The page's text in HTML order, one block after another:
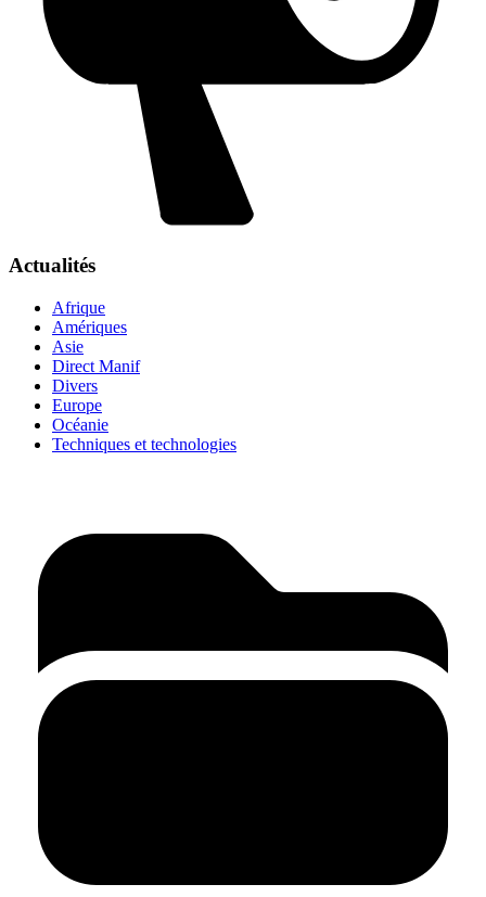
Actualités
Afrique
Amériques
Asie
Direct Manif
Divers
Europe
Océanie
Techniques et technologies